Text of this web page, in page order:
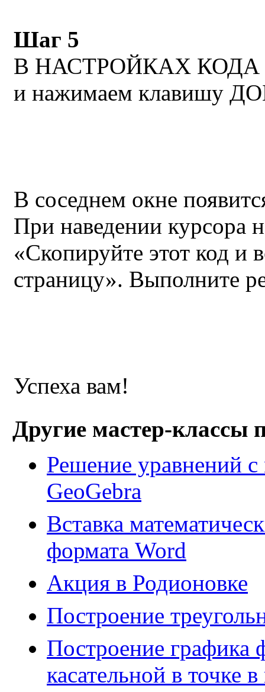
Шаг 5
В НАСТРОЙКАХ КОДА
и нажимаем клавишу
В соседнем окне
При наведении курсора
«Скопируйте этот код и
страницу». Выполните
Успеха вам!
Другие мастер-классы
Решение уравнений
GeoGebra
Вставка
формата Word
Акция в Родионовке
Построение
Построение графика
касательной в точке